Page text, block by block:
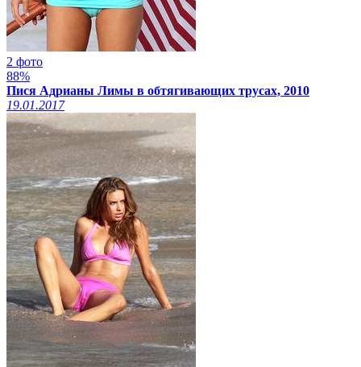
2 фото
88%
Пися Адрианы Лимы в обтягивающих трусах, 2010
19.01.2017